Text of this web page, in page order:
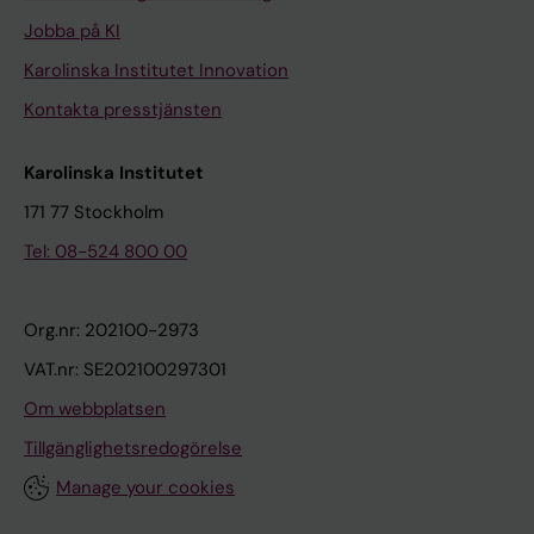
Jobba på KI
Karolinska Institutet Innovation
Kontakta presstjänsten
Karolinska Institutet
171 77 Stockholm
Tel: 08-524 800 00
Org.nr: 202100-2973
VAT.nr: SE202100297301
Om webbplatsen
Tillgänglighetsredogörelse
Manage your cookies